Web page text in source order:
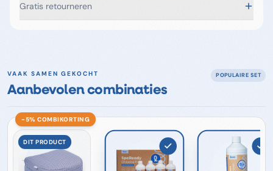
Gratis retourneren
VAAK SAMEN GEKOCHT
Aanbevolen combinaties
POPULAIRE SET
−5% COMBI­KORTING
DIT PRODUCT